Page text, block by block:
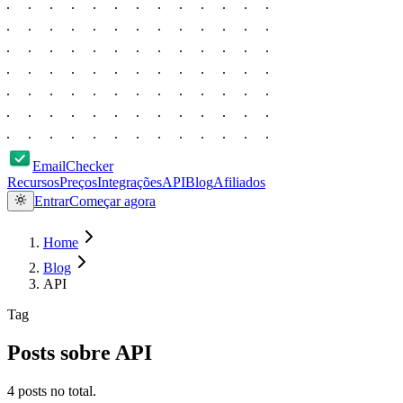
EmailChecker
RecursosPreçosIntegraçõesAPIBlogAfiliados
EntrarComeçar agora
Home
Blog
API
Tag
Posts sobre API
4 posts no total.